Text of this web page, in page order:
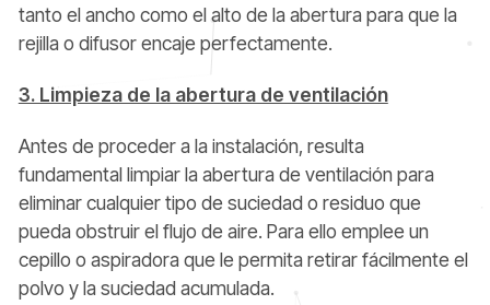
tanto el ancho como el alto de la abertura para que la
rejilla o difusor encaje perfectamente.
3. Limpieza de la abertura de ventilación
Antes de proceder a la instalación, resulta
fundamental limpiar la abertura de ventilación para
eliminar cualquier tipo de suciedad o residuo que
pueda obstruir el flujo de aire. Para ello emplee un
cepillo o aspiradora que le permita retirar fácilmente el
polvo y la suciedad acumulada.